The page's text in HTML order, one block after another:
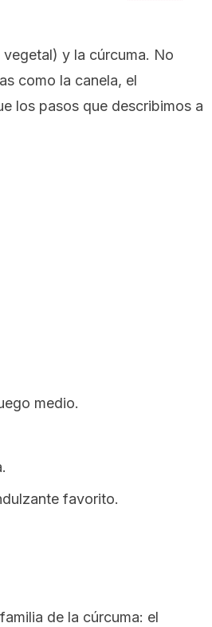
y la cúrcuma. No
como la canela, el
los pasos que describimos a
medio.
favorito.
de la cúrcuma: el